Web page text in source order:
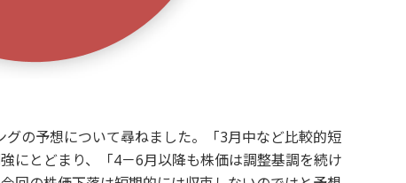
の予想について尋ねました。「3月中など比較的短
にとどまり、「4－6月以降も株価は調整基調を続け